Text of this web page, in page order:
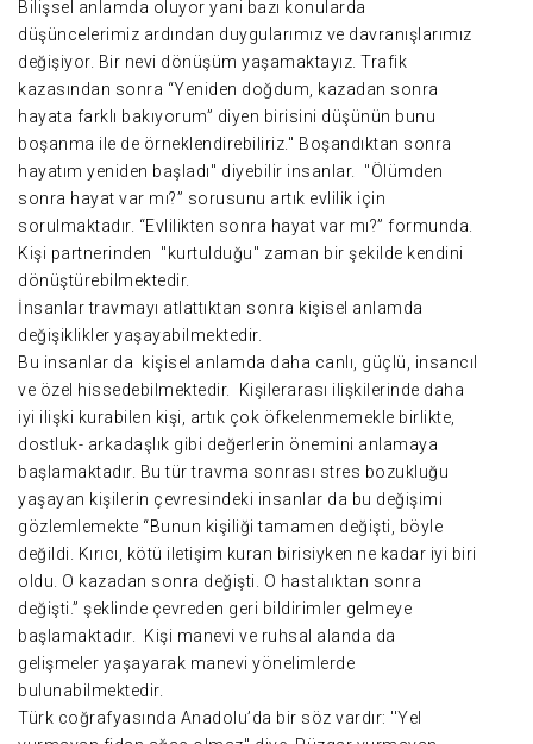
Bilişsel anlamda oluyor yani bazı konularda
düşüncelerimiz ardından duygularımız ve davranışlarımız
değişiyor. Bir nevi dönüşüm yaşamaktayız. Trafik
kazasından sonra “Yeniden doğdum, kazadan sonra
hayata farklı bakıyorum” diyen birisini düşünün bunu
boşanma ile de örneklendirebiliriz.'' Boşandıktan sonra
hayatım yeniden başladı'' diyebilir insanlar. ''Ölümden
sonra hayat var mı?” sorusunu artık evlilik için
sorulmaktadır. “Evlilikten sonra hayat var mı?” formunda.
Kişi partnerinden ''kurtulduğu'' zaman bir şekilde kendini
dönüştürebilmektedir.
İnsanlar travmayı atlattıktan sonra kişisel anlamda
değişiklikler yaşayabilmektedir.
Bu insanlar da kişisel anlamda daha canlı, güçlü, insancıl
ve özel hissedebilmektedir. Kişilerarası ilişkilerinde daha
iyi ilişki kurabilen kişi, artık çok öfkelenmemekle birlikte,
dostluk- arkadaşlık gibi değerlerin önemini anlamaya
başlamaktadır. Bu tür travma sonrası stres bozukluğu
yaşayan kişilerin çevresindeki insanlar da bu değişimi
gözlemlemekte “Bunun kişiliği tamamen değişti, böyle
değildi. Kırıcı, kötü iletişim kuran birisiyken ne kadar iyi biri
oldu. O kazadan sonra değişti. O hastalıktan sonra
değişti.” şeklinde çevreden geri bildirimler gelmeye
başlamaktadır. Kişi manevi ve ruhsal alanda da
gelişmeler yaşayarak manevi yönelimlerde
bulunabilmektedir.
Türk coğrafyasında Anadolu’da bir söz vardır: ''Yel